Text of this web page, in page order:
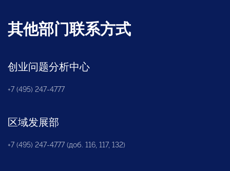
其他部门联系方式
创业问题分析中心
+7 (495) 247-4777
区域发展部
+7 (495) 247-4777 (доб. 116, 117, 132)